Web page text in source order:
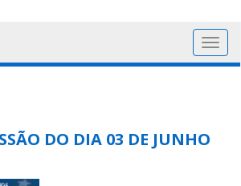
DO DIA 03 DE JUNHO